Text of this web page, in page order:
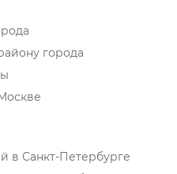
города
в Санкт-Петербурге